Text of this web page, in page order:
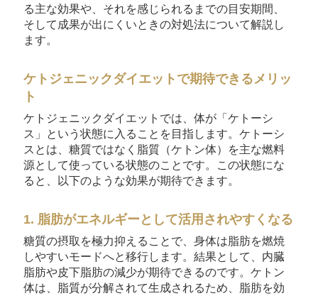
る主な効果や、それを感じられるまでの目安期間、
そして成果が出にくいときの対処法について解説し
ます。
ケトジェニックダイエットで期待できるメリッ
ト
ケトジェニックダイエットでは、体が「ケトーシ
ス」という状態に入ることを目指します。ケトーシ
スとは、糖質ではなく脂質（ケトン体）を主な燃料
源として使っている状態のことです。この状態にな
ると、以下のような効果が期待できます。
1. 脂肪がエネルギーとして活用されやすくなる
糖質の摂取を極力抑えることで、身体は脂肪を燃焼
しやすいモードへと移行します。結果として、内臓
脂肪や皮下脂肪の減少が期待できるのです。ケトン
体は、脂質が分解されて生成されるため、脂肪を効